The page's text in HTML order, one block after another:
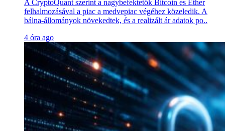
A CryptoQuant szerint a nagybefektetők Bitcoin és Ether
felhalmozásával a piac a medvepiac végéhez közeledik. A
bálna-állományok növekedtek, és a realizált ár adatok po..
4 óra ago